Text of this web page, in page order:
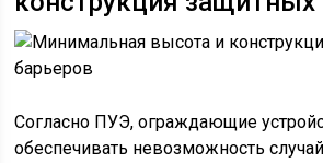
Согласно ПУЭ, ограждающие
обеспечивать невозможность